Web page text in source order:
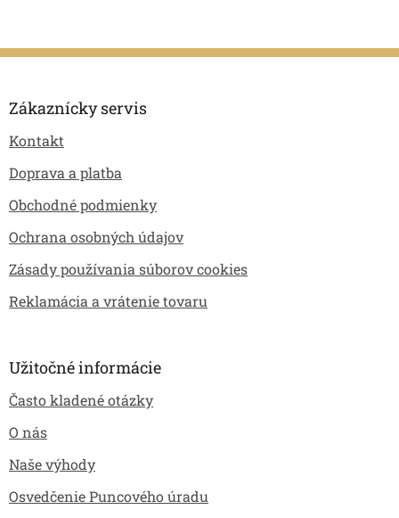
Zákaznícky servis
Kontakt
Doprava a platba
Obchodné podmienky
Ochrana osobných údajov
Zásady používania súborov cookies
Reklamácia a vrátenie tovaru
Užitočné informácie
Často kladené otázky
O nás
Naše výhody
Osvedčenie Puncového úradu